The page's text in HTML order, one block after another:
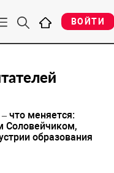
ВОЙТИ
что меняется:
Соловейчиком,
образования